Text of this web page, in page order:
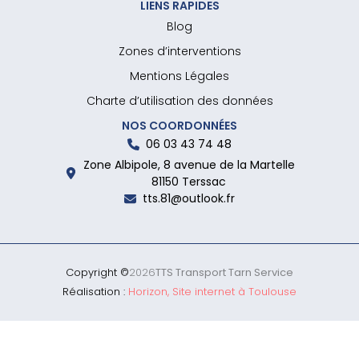
LIENS RAPIDES
Blog
Zones d’interventions
Mentions Légales
Charte d’utilisation des données
NOS COORDONNÉES
06 03 43 74 48
Zone Albipole, 8 avenue de la Martelle
81150 Terssac
tts.81@outlook.fr
Copyright ©2026TTS Transport Tarn Service
Réalisation : Horizon, Site internet à Toulouse